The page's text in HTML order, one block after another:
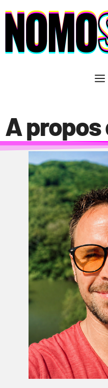
contenu
A propos